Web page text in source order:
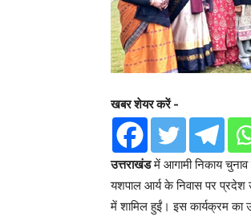
खबर शेयर करें -
उत्तराखंडमें आगामी निकाय चुनाव
यशपाल आर्य के निवास पर प्रदेश
में शामिल हुईं। इस कार्यक्रम का